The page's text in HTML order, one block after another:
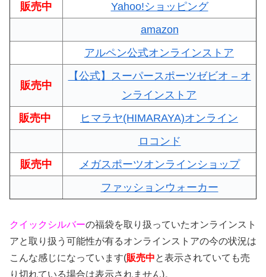
販売中
Yahoo!ショッピング
amazon
アルペン公式オンラインストア
販売中
【公式】スーパースポーツゼビオ – オ
ンラインストア
販売中
ヒマラヤ(HIMARAYA)オンライン
ロコンド
販売中
メガスポーツオンラインショップ
ファッションウォーカー
クイックシルバーの福袋を取り扱っていたオンラインスト
アと取り扱う可能性が有るオンラインストアの今の状況は
こんな感じになっています(販売中と表示されていても売
り切れている場合は表示されません)。